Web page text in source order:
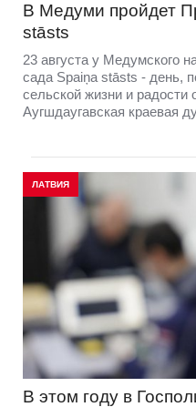
В Медуми пройдет
stāsts
23 августа у Медумского
сада Spaiņa stāsts - день,
сельской жизни и
Аугшдаугавская краевая
ЛАТВИЯ
В этом году в